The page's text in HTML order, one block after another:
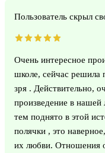
Пользователь скрыл
Очень интересное
школе, сейчас решила
зря . Действительно,
произведение в нашей
тем поднято в этой
полячки , это
их любви. Отношения